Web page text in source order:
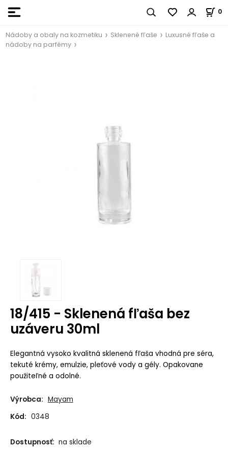
0
Nádoby a obaly na kozmetiku Sklenené fľaše
Luxusné fľaše a
nádoby na parfémy
18/415 - Sklenená fľaša bez
uzáveru 30ml
Elegantná vysoko kvalitná sklenená fľaša vhodná pre séra,
tekuté krémy, emulzie, pleťové vody a gély. Opakovane
použiteľné a odolné.
Výrobca: Mayam
Kód: 0348
Dostupnosť: na sklade